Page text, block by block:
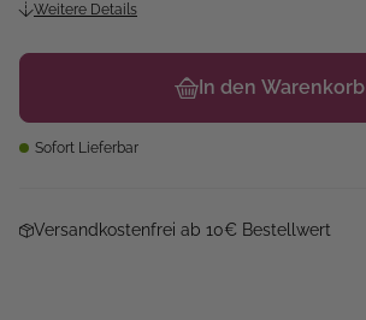
Weitere Details
In den Warenkorb
Sofort Lieferbar
Versandkostenfrei ab 10€ Bestellwert